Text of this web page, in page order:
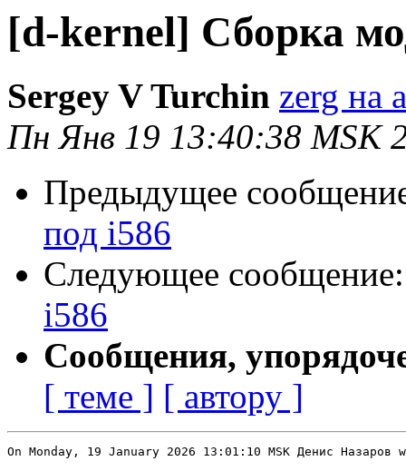
[d-kernel] Сборка
Sergey V Turchin zerg на
Пн Янв 19 13:40:38 MSK
Предыдущее
под i586
Следующее
i586
Сообщения,
[ теме ] [ автору ]
On Monday, 19 January 2026 13:01:10 MSK Денис Назаров